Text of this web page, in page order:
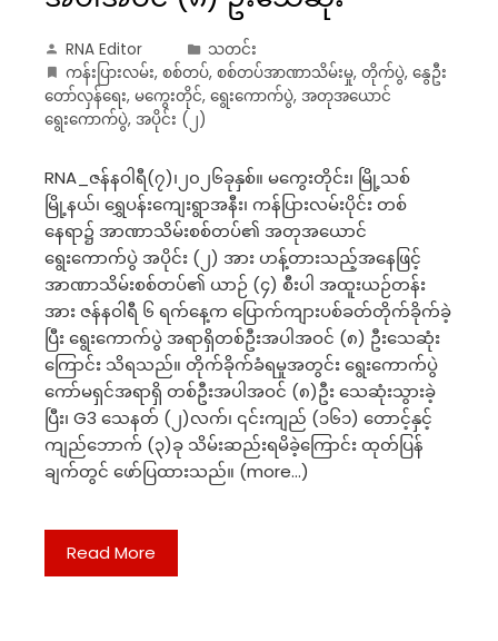
RNA Editor
သတင်း
ကန်းပြားလမ်း, စစ်တပ်, စစ်တပ်အာဏာသိမ်းမှု, ‌တိုက်ပွဲ, နွေဦး
တော်လှန်ရေး, မကွေးတိုင်, ရွေးကောက်ပွဲ, အတုအယောင်
ရွေးကောက်ပွဲ, အပိုင်း (၂)
RNA_ဇန်နဝါရီ(၇)၊၂၀၂၆ခုနှစ်။ မကွေးတိုင်း၊ မြို့သစ်
မြို့နယ်၊ ရွှေပန်းကျေးရွာအနီး၊ ကန်ပြားလမ်းပိုင်း တစ်
နေရာ၌ အာဏာသိမ်းစစ်တပ်၏ အတုအယောင်
ရွေးကောက်ပွဲ အပိုင်း (၂) အား ဟန့်တားသည့်အနေဖြင့်
အာဏာသိမ်းစစ်တပ်၏ ယာဉ် (၄) စီးပါ အထူးယဉ်တန်း
အား ဇန်နဝါရီ ၆ ရက်နေ့က ပြောက်ကျားပစ်ခတ်တိုက်ခိုက်ခဲ့
ပြီး ရွေးကောက်ပွဲ အရာရှိတစ်ဦးအပါအဝင် (၈) ဦးသေဆုံး
ကြောင်း သိရသည်။ တိုက်ခိုက်ခံရမှုအတွင်း ရွေးကောက်ပွဲ
ကော်မရှင်အရာရှိ တစ်ဦးအပါအဝင် (၈)ဦး သေဆုံးသွားခဲ့
ပြီး၊ G3 သေနတ် (၂)လက်၊ ၎င်းကျည် (၁၆၁) တောင့်နှင့်
ကျည်ဘောက် (၃)ခု သိမ်းဆည်းရမိခဲ့ကြောင်း ထုတ်ပြန်
ချက်တွင် ဖော်ပြထားသည်။ (more…)
Read More